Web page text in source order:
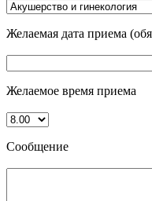
Желаемая дата приема
Желаемое время приема
Сообщение